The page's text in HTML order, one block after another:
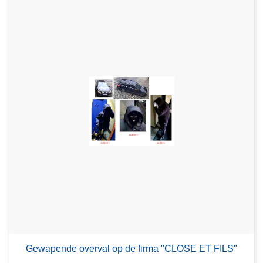
Gewapende overval op de firma "CLOSE ET FILS"